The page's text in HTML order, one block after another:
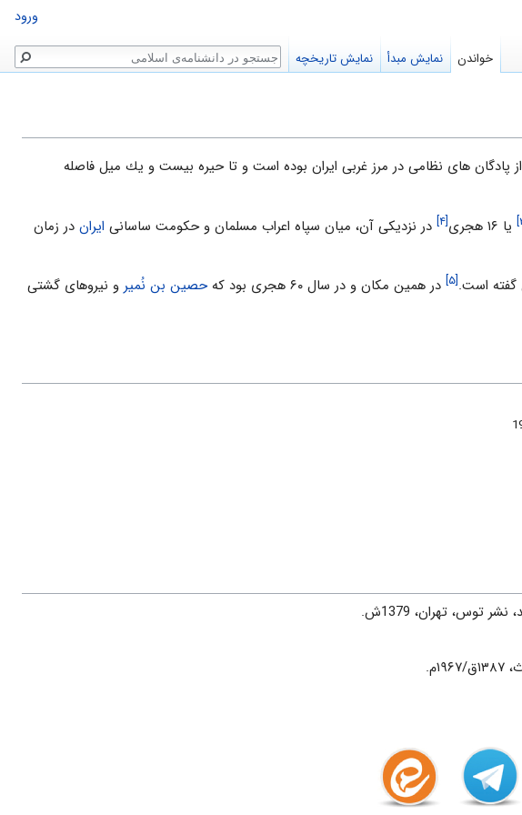
پادگان های نظامی در مرز غربى ايران بوده است و تا حيره بيست و يك ميل فاصله
یا ۱۶ هجری [۴] در نزدیکی آن، میان سپاه اعراب مسلمان و حکومت ساسانی ایران در زمان
گفته است.[۵] در همین مکان و در سال ۶۰ هجری بود که حصین بن نُمیر و نیروهاى گشتى
تهران، 1379ش.
ورود
خواندن نمایش مبدأ نمایش تاریخچه جستجو